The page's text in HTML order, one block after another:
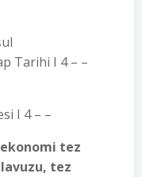
Tarihi I 4 – –
I 4 – –
tez
tez